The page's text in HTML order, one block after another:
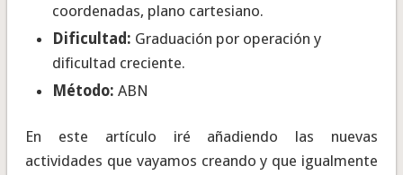
coordenadas, plano cartesiano.
Dificultad: Graduación por operación y
dificultad creciente.
Método: ABN
En este artículo iré añadiendo las nuevas
actividades que vayamos creando y que igualmente